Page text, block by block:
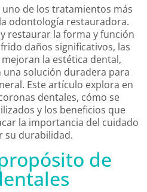
uno de los tratamientos más
odontología restauradora.
restaurar la forma y función
daños significativos, las
la estética dental,
solución duradera para
Este artículo explora en
dentales, cómo se
y los beneficios que
la importancia del cuidado
su durabilidad.
de